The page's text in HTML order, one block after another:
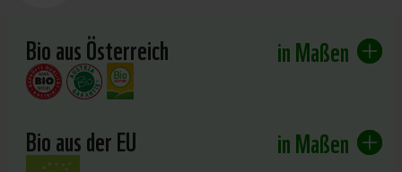
Bio aus Österreich in Maßen
Bio aus der EU in Maßen